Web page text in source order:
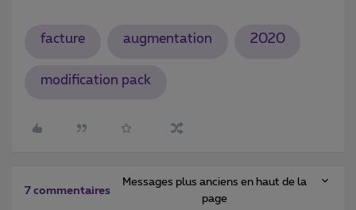
facture augmentation 2020
modification pack
7 commentaires
Messages plus anciens en haut de la
page